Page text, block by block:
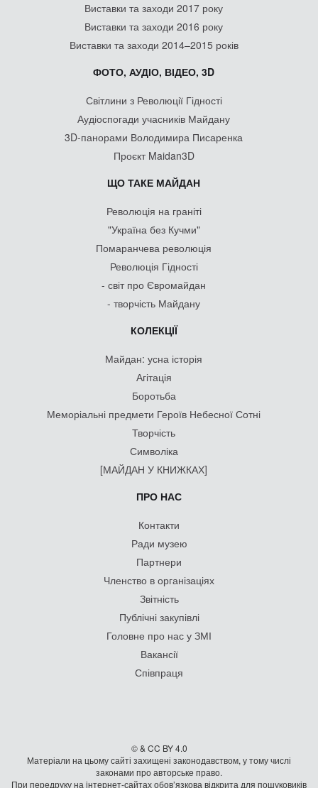
Виставки та заходи 2017 року
Виставки та заходи 2016 року
Виставки та заходи 2014–2015 років
ФОТО, АУДІО, ВІДЕО, 3D
Світлини з Революції Гідності
Аудіоспогади учасників Майдану
3D-панорами Володимира Писаренка
Проєкт Maidan3D
ЩО ТАКЕ МАЙДАН
Революція на граніті
"Україна без Кучми"
Помаранчева революція
Революція Гідності
- світ про Євромайдан
- творчість Майдану
КОЛЕКЦІЇ
Майдан: усна історія
Агітація
Боротьба
Меморіальні предмети Героїв Небесної Сотні
Творчість
Символіка
[МАЙДАН У КНИЖКАХ]
ПРО НАС
Контакти
Ради музею
Партнери
Членство в організаціях
Звітність
Публічні закупівлі
Головне про нас у ЗМІ
Вакансії
Співпраця
© & CC BY 4.0
Матеріали на цьому сайті захищені законодавством, у тому числі
законами про авторське право.
При передруку на iнтернет-сайтах обов’язкова відкрита для пошуковиків